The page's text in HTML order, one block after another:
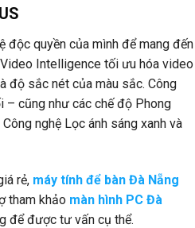
độc quyền của mình để mang đến
Intelligence tối ưu hóa video
độ sắc nét của màu sắc. Công
– cũng như các chế độ Phong
nghệ Lọc ánh sáng xanh và
rẻ, máy tính để bàn Đà Nẵng
tham khảo màn hình PC Đà
để được tư vấn cụ thể.